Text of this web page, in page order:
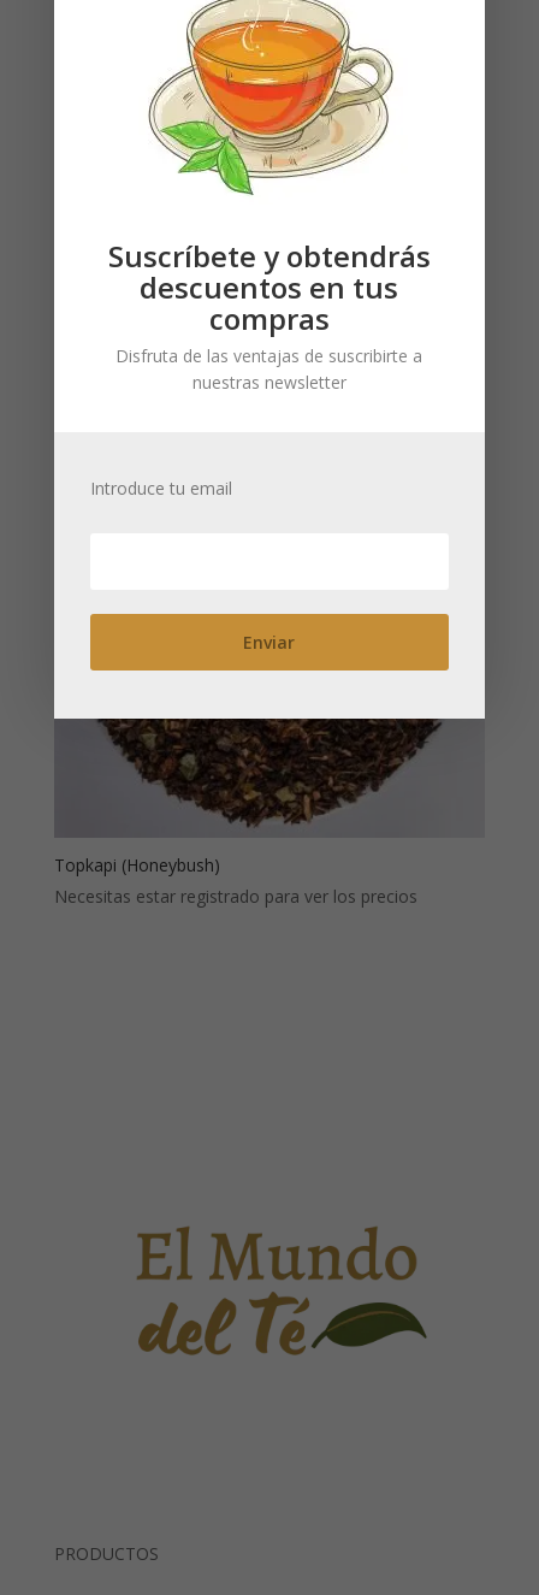
La Voz de Los Alpes (Infusión de hierbas)
Necesitas estar registrado para ver los precios
Topkapi (Honeybush)
Necesitas estar registrado para ver los precios
PRODUCTOS
Suscríbete y obtendrás
descuentos en tus
compras
Disfruta de las ventajas de suscribirte a
nuestras newsletter
Introduce tu email